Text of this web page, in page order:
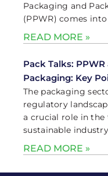
Packaging and
(PPWR) comes into
READ MORE »
Pack Talks:
Packaging: Key
The packaging
regulatory
a crucial role in
sustainable
READ MORE »